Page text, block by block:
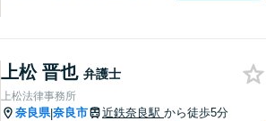
さまに安心を与えることを目
指します。【地域に根差した
弁護士】まずはお気軽にご相
上松 晋也 弁護士
上松法律事務所
奈良県|奈良市 近鉄奈良駅 から徒歩5分